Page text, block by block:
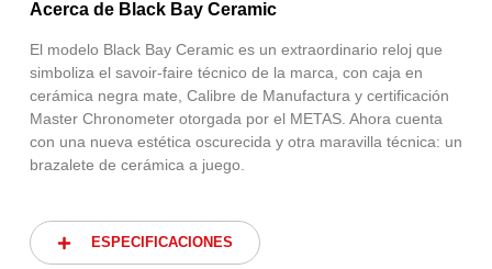
Acerca de Black Bay Ceramic
El modelo Black Bay Ceramic es un extraordinario reloj que
simboliza el savoir‑faire técnico de la marca, con caja en
cerámica negra mate, Calibre de Manufactura y certificación
Master Chronometer otorgada por el METAS. Ahora cuenta
con una nueva estética oscurecida y otra maravilla técnica: un
brazalete de cerámica a juego.
ESPECIFICACIONES